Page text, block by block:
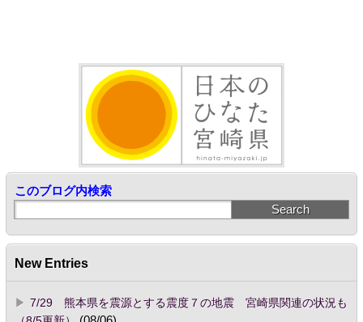
このブログ内検索
New Entries
7/29 熊本県を震源とする震度７の地震 宮崎県関連の状況も